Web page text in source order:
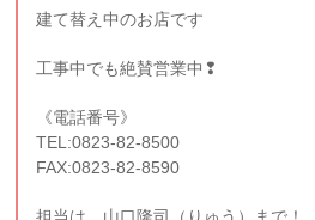
建て替え中のお店です
工事中でも絶賛営業中❢
《電話番号》
TEL:0823-82-8500
FAX:0823-82-8590
担当は、山口隆司（りゅう）まで！